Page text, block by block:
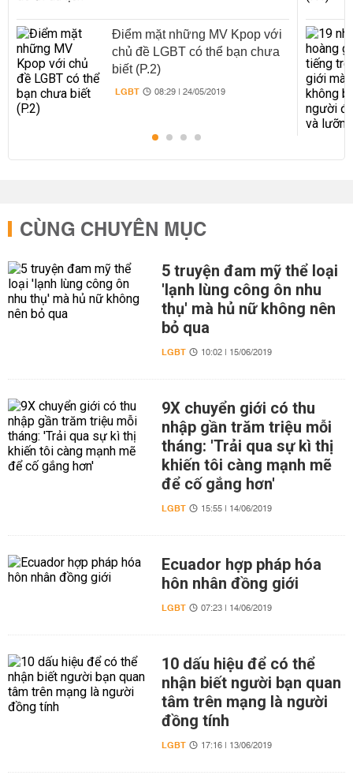
Điểm mặt những MV Kpop với
chủ đề LGBT có thể bạn chưa
biết (P.2)
LGBT 08:29 | 24/05/2019
CÙNG CHUYÊN MỤC
5 truyện đam mỹ thể loại
'lạnh lùng công ôn nhu
thụ' mà hủ nữ không nên
bỏ qua
LGBT 10:02 | 15/06/2019
9X chuyển giới có thu
nhập gần trăm triệu mỗi
tháng: 'Trải qua sự kì thị
khiến tôi càng mạnh mẽ
để cố gắng hơn'
LGBT 15:55 | 14/06/2019
Ecuador hợp pháp hóa
hôn nhân đồng giới
LGBT 07:23 | 14/06/2019
10 dấu hiệu để có thể
nhận biết người bạn quan
tâm trên mạng là người
đồng tính
LGBT 17:16 | 13/06/2019